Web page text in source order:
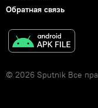
Обратная связь
© 2026 Sputnik Все